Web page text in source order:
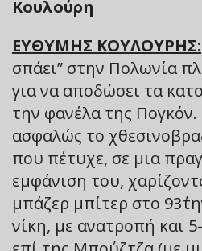
Κουλούρη
ΕΥΘΥΜΗΣ ΚΟΥΛΟΥΡΗΣ:
σπάει” στην Πολωνία
για να αποδώσει τα
την φανέλα της
ασφαλώς το
που πέτυχε, σε μια
εμφάνιση του,
μπάζερ μπίτερ στο
νίκη, με ανατροπή και